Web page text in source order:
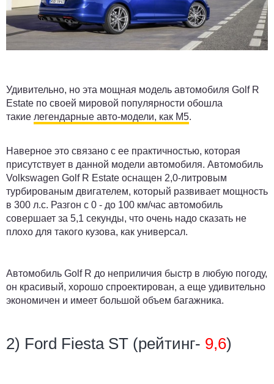
Удивительно, но эта мощная модель автомобиля Golf R
Estate по своей мировой популярности обошла
такие легендарные авто-модели, как М5.
Наверное это связано с ее практичностью, которая
присутствует в данной модели автомобиля. Автомобиль
Volkswagen Golf R Estate оснащен 2,0-литровым
турбированым двигателем, который развивает мощность
в 300 л.с. Разгон с 0 - до 100 км/час автомобиль
совершает за 5,1 секунды, что очень надо сказать не
плохо для такого кузова, как универсал.
Автомобиль Golf R до неприличия быстр в любую погоду,
он красивый, хорошо спроектирован, а еще удивительно
экономичен и имеет большой объем багажника.
2) Ford Fiesta ST (рейтинг- 9,6)